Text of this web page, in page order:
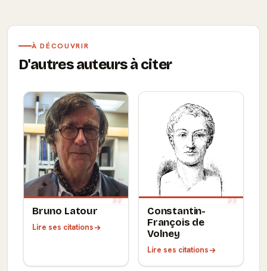
À DÉCOUVRIR
D'autres auteurs à citer
Bruno Latour
Lire ses citations
Constantin-
François de
Volney
Lire ses citations